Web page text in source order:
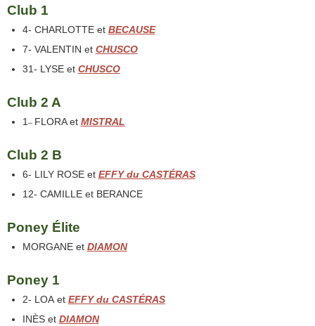
Club 1
4- CHARLOTTE et BECAUSE
7- VALENTIN et CHUSCO
31- LYSE et CHUSCO
Club 2 A
1 – FLORA et MISTRAL
Club 2 B
6- LILY ROSE et EFFY du CASTÉRAS
12- CAMILLE et BERANCE
Poney Élite
MORGANE et DIAMON
Poney 1
2- LOA et EFFY du CASTÉRAS
INÈS et DIAMON